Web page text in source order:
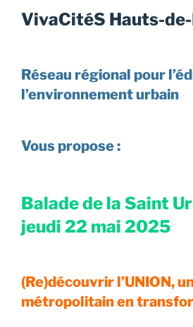
VivaCitéS Hauts-
Réseau régional pour
l’environnement urbain
Vous propose :
Balade de la Saint
jeudi 22 mai 2025
(Re)découvrir l’UNION,
métropolitain en